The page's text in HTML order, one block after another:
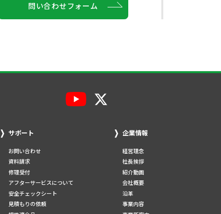
問い合わせフォーム
サポート
お問い合わせ
資料請求
修理受付
アフターサービスについて
安全チェックシート
見積もりの依頼
企業情報
経営理念
社長挨拶
紹介動画
会社概要
沿革
事業内容